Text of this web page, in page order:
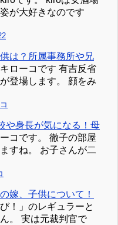
が大好きなのです
は？所属事務所や兄
ローコです 有吉反省
登場します。 顔をみ
や身長が気になる！母
コです。 徹子の部屋
すね。 お子さんが二
嫁、子供について！
！」のレギュラーと
。 実は元裁判官で